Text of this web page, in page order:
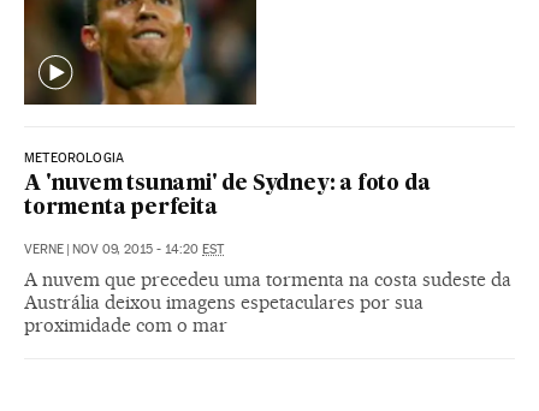
METEOROLOGIA
A 'nuvem tsunami' de Sydney: a foto da
tormenta perfeita
VERNE | NOV 09, 2015 - 14:20 EST
A nuvem que precedeu uma tormenta na costa sudeste da
Austrália deixou imagens espetaculares por sua
proximidade com o mar